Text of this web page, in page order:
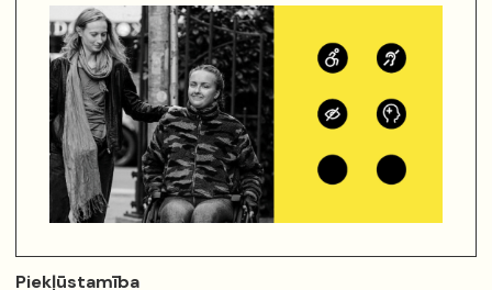
Piekļūstamība